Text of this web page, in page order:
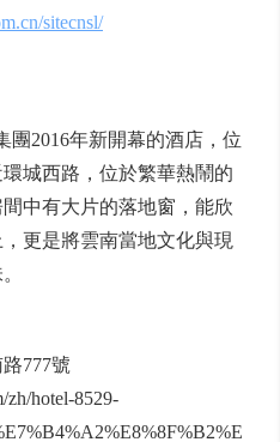
觀瀾房等多種房型，還設
團2016年新開幕的酒店，位